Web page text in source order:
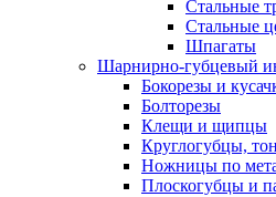
Стальные
Стальные
Шпагаты
Шарнирно-губцевый
Бокорезы и
Болторезы
Клещи и щипцы
Круглогубцы,
Ножницы по
Плоскогубцы и